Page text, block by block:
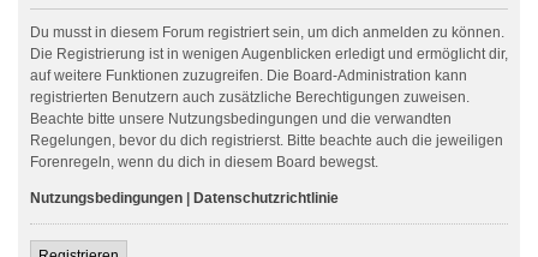
Du musst in diesem Forum registriert sein, um dich anmelden zu können.
Die Registrierung ist in wenigen Augenblicken erledigt und ermöglicht dir,
auf weitere Funktionen zuzugreifen. Die Board-Administration kann
registrierten Benutzern auch zusätzliche Berechtigungen zuweisen.
Beachte bitte unsere Nutzungsbedingungen und die verwandten
Regelungen, bevor du dich registrierst. Bitte beachte auch die jeweiligen
Forenregeln, wenn du dich in diesem Board bewegst.
Nutzungsbedingungen Datenschutzrichtlinie